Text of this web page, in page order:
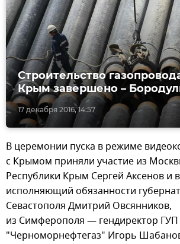
17 декабря 2016, 14:57
Строительство
Крым завершено –
В церемонии пуска в режиме
с Крымом приняли участие из
Республики Крым Сергей Аксенов и
исполняющий обязанности
Севастополя Дмитрий Овсянников,
из Симферополя — гендиректор ГУП
"Черноморнефтегаз" Игорь